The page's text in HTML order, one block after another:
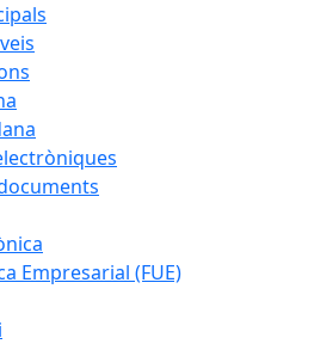
Empresarial (FUE)